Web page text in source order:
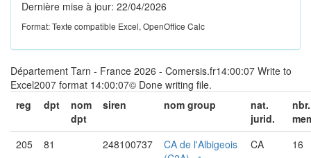
Dernière mise à jour: 22/04/2026
Format: Texte compatible Excel, OpenOffice Calc
Département Tarn - France 2026 - Comersis.fr14:00:07 Write to
Excel2007 format 14:00:07© Done writing file.
reg
dpt
nom
dpt
siren nom group
nat.
jurid.
nbr.
205
81 248100737
CA de l'Albigeois
CA 16